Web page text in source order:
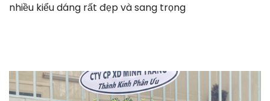
nhiều kiểu dáng rất đẹp và sang trọng